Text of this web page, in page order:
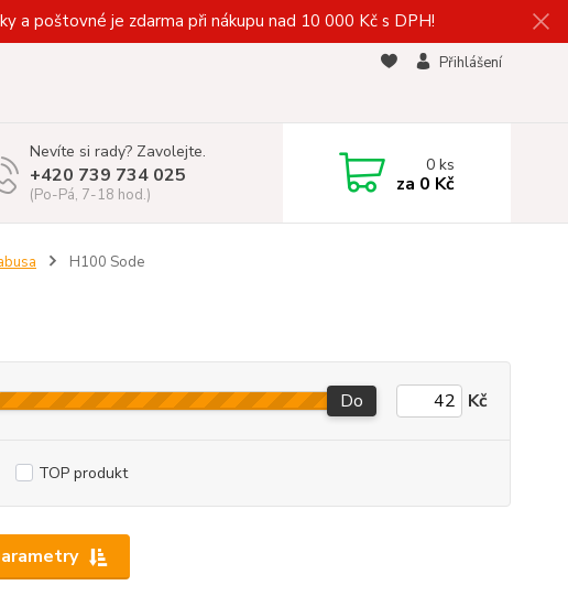
a poštovné je zdarma při nákupu nad 10 000 Kč s DPH!
Přihlášení
Nevíte si rady? Zavolejte.
+420 739 734 025
(Po-Pá, 7-18 hod.)
0ks
za 0 Kč
H100 Sode
Do Kč
TOP produkt